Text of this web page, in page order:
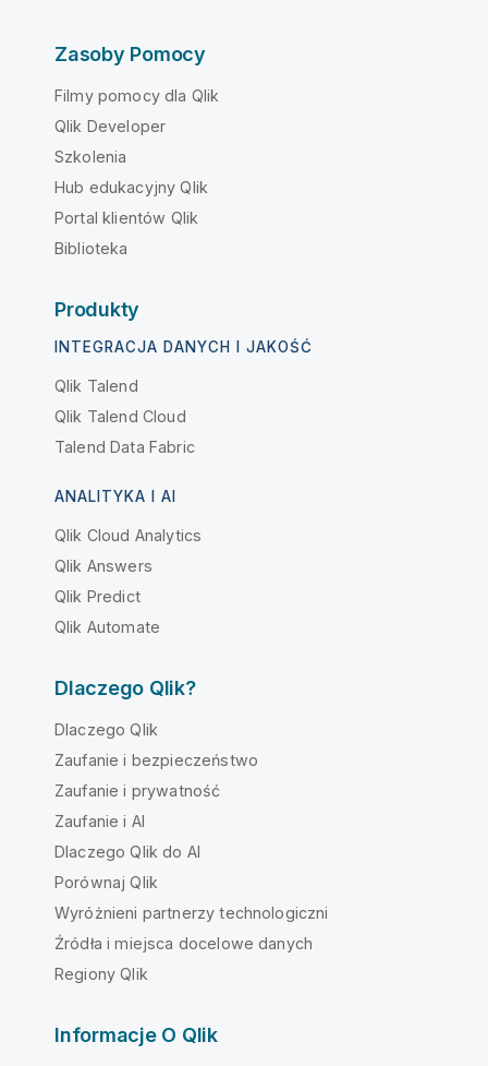
Zasoby Pomocy
Filmy pomocy dla Qlik
Qlik Developer
Szkolenia
Hub edukacyjny Qlik
Portal klientów Qlik
Biblioteka
Produkty
INTEGRACJA DANYCH I JAKOŚĆ
Qlik Talend
Qlik Talend Cloud
Talend Data Fabric
ANALITYKA I AI
Qlik Cloud Analytics
Qlik Answers
Qlik Predict
Qlik Automate
Dlaczego Qlik?
Dlaczego Qlik
Zaufanie i bezpieczeństwo
Zaufanie i prywatność
Zaufanie i AI
Dlaczego Qlik do AI
Porównaj Qlik
Wyróżnieni partnerzy technologiczni
Źródła i miejsca docelowe danych
Regiony Qlik
Informacje O Qlik